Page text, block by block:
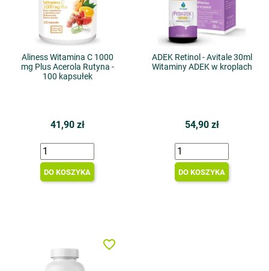
Aliness Witamina C 1000
mg Plus Acerola Rutyna -
100 kapsułek
41,90 zł
DO KOSZYKA
ADEK Retinol - Avitale 30ml
Witaminy ADEK w kroplach
54,90 zł
DO KOSZYKA
favorite_border